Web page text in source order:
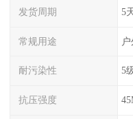
发货周期 5
常规用途
耐污染性 5
抗压强度